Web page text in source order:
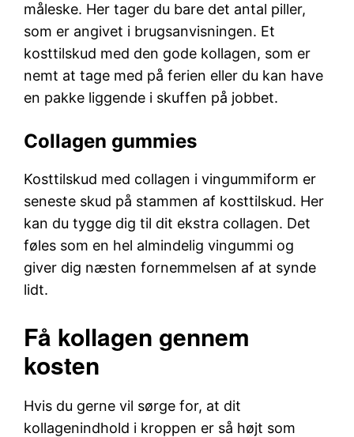
måleske. Her tager du bare det antal piller,
som er angivet i brugsanvisningen. Et
kosttilskud med den gode kollagen, som er
nemt at tage med på ferien eller du kan have
en pakke liggende i skuffen på jobbet.
Collagen gummies
Kosttilskud med collagen i vingummiform er
seneste skud på stammen af kosttilskud. Her
kan du tygge dig til dit ekstra collagen. Det
føles som en hel almindelig vingummi og
giver dig næsten fornemmelsen af at synde
lidt.
Få kollagen gennem
kosten
Hvis du gerne vil sørge for, at dit
kollagenindhold i kroppen er så højt som